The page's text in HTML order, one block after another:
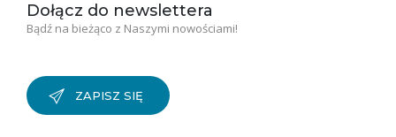
Dołącz do newslettera
Bądź na bieżąco z Naszymi nowościami!
ZAPISZ SIĘ